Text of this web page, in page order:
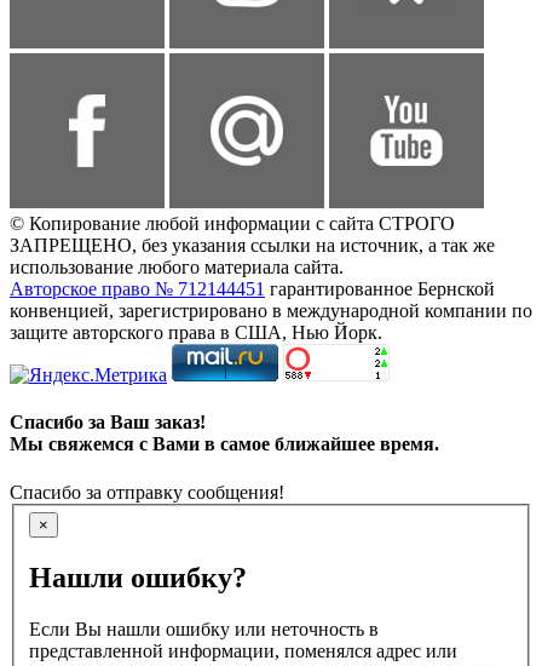
© Копирование любой информации с сайта СТРОГО
ЗАПРЕЩЕНО, без указания ссылки на источник, а так же
использование любого материала сайта.
Авторское право № 712144451 гарантированное Бернской
конвенцией, зарегистрировано в международной компании по
защите авторского права в США, Нью Йорк.
Спасибо за Ваш заказ!
Мы свяжемся с Вами в самое ближайшее время.
Спасибо за отправку сообщения!
×
Нашли ошибку?
Если Вы нашли ошибку или неточность в
представленной информации, поменялся адрес или